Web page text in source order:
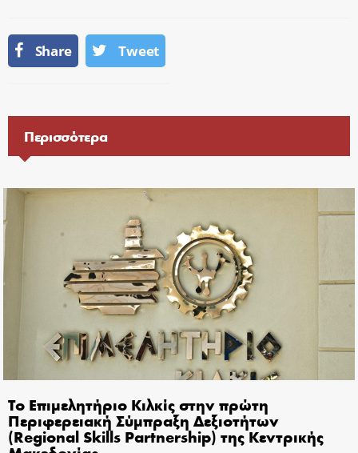
Share Tweet
Περισσότερα
Το Επιμελητήριο Κιλκίς στην πρώτη
Περιφερειακή Σύμπραξη Δεξιοτήτων
(Regional Skills Partnership) της Κεντρικής